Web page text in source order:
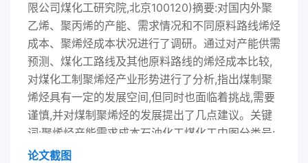
限公司煤化工研究院,北京100120)摘要:对国内外聚
乙烯、聚丙烯的产能、需求情况和不同原料路线烯烃
成本、聚烯烃成本状况进行了调研。通过对产能供需
预测、煤化工路线及其他原料路线的烯烃成本比较,
对煤化工制聚烯烃产业形势进行了分析,指出煤制聚
烯烃具有一定的发展空间,但同时也面临着挑战,需要
谨慎,并对煤制聚烯烃的发展提出了几点建议。关键
词:聚烯烃产能需求成本石油化工煤化工中图分类号:
TQ221文献标识码:A 文章编号:1006-7906(
论文截图